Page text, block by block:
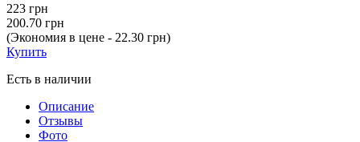
223 грн
200.70 грн
(Экономия в цене - 22.30 грн)
Купить
Есть в наличии
Описание
Отзывы
Фото